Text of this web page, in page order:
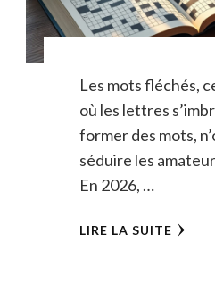
Les mots fléchés,
où les lettres
former des mots,
séduire les
En 2026, …
LIRE LA SUITE